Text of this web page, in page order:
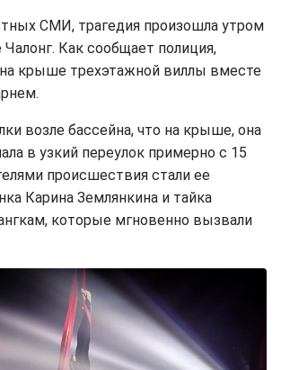
СМИ, трагедия произошла утром
Как сообщает полиция,
крыше трехэтажной виллы вместе
возле бассейна, что на крыше, она
в узкий переулок примерно с 15
происшествия стали ее
Карина Землянкина и тайка
которые мгновенно вызвали